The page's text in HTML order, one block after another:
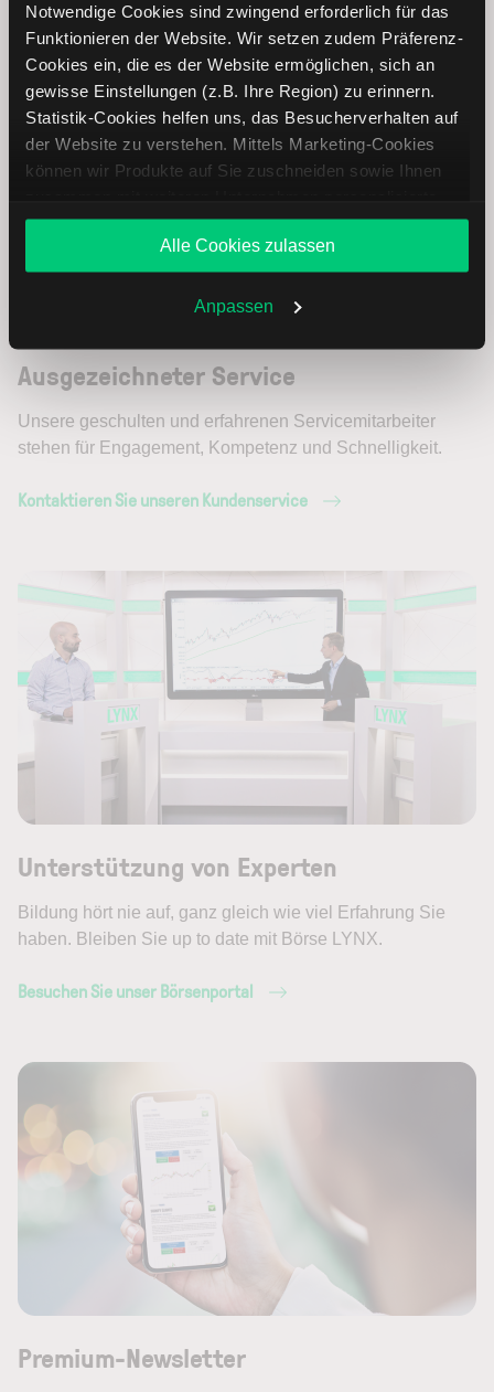
Notwendige Cookies sind zwingend erforderlich für das
Funktionieren der Website. Wir setzen zudem Präferenz-
Cookies ein, die es der Website ermöglichen, sich an
gewisse Einstellungen (z.B. Ihre Region) zu erinnern.
Statistik-Cookies helfen uns, das Besucherverhalten auf
der Website zu verstehen. Mittels Marketing-Cookies
können wir Produkte auf Sie zuschneiden sowie Ihnen
Angebote unterbreiten. Sie entscheiden, welche Cookies
Sie zulassen oder ablehnen. Ihre Entscheidung können
Sie jederzeit in denCookie-Einstellungenändern.
Weitere Infos auch in unsererDatenschutzerklärung
Alle Cookies zulassen
Anpassen
Extraklasse in jeder Hinsicht
Ausgezeichneter Service
Unsere geschulten und erfahrenen Servicemitarbeiter
stehen für Engagement, Kompetenz und Schnelligkeit.
Kontaktieren Sie unseren Kundenservice
Unterstützung von Experten
Bildung hört nie auf, ganz gleich wie viel Erfahrung Sie
haben. Bleiben Sie up to date mit Börse LYNX.
Besuchen Sie unser Börsenportal
Premium-Newsletter